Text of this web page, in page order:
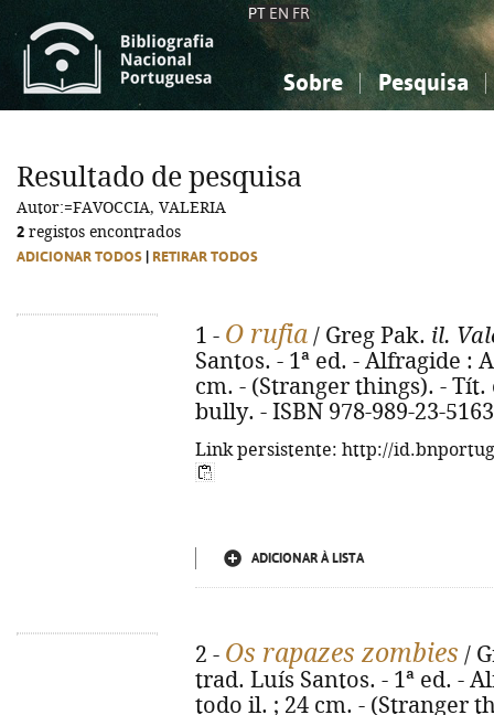
PT EN FR
Sobre Pesquisa
Ciências sociais...
Ciências sociais...
Resultado de pesquisa
Autor:=FAVOCCIA, VALERIA
2 registos encontrados
ADICIONAR TODOS RETIRAR TODOS
1 - O rufia / Greg Pak. il.
Santos. - 1ª ed. - Alfragide :
cm. - (Stranger things). -
bully. - ISBN 978-989-23-
Link persistente: http://
ADICIONAR À LISTA
2 - Os rapazes zombies /
trad. Luís Santos. - 1ª ed. -
todo il. ; 24 cm. - (Stranger